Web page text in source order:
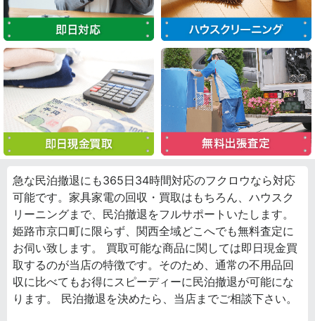
急な民泊撤退にも365日34時間対応のフクロウなら対応
可能です。家具家電の回収・買取はもちろん、ハウスク
リーニングまで、民泊撤退をフルサポートいたします。
姫路市京口町に限らず、関西全域どこへでも無料査定に
お伺い致します。 買取可能な商品に関しては即日現金買
取するのが当店の特徴です。そのため、通常の不用品回
収に比べてもお得にスピーディーに民泊撤退が可能にな
ります。 民泊撤退を決めたら、当店までご相談下さい。